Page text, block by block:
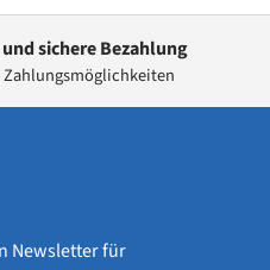
sichere Bezahlung
Newsletter für